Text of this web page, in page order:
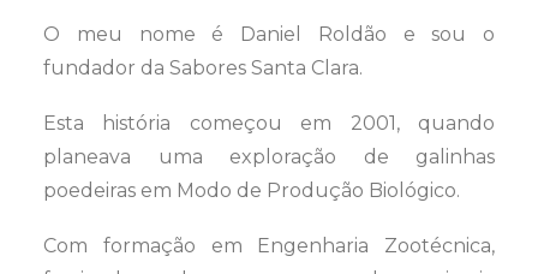
O meu nome é Daniel Roldão e sou o
fundador da Sabores Santa Clara.
Esta história começou em 2001, quando
planeava uma exploração de galinhas
poedeiras em Modo de Produção Biológico.
Com formação em Engenharia Zootécnica,